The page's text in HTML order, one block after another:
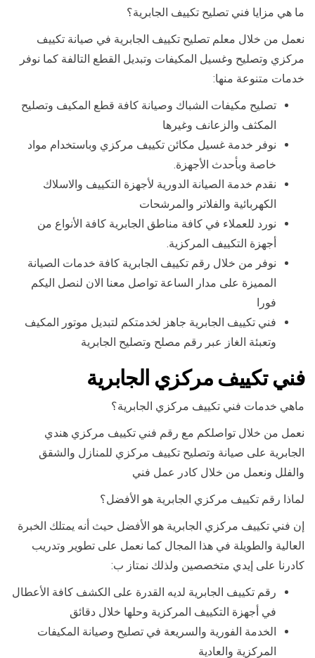
ما هي مزايا فني تصليح تكييف الجابرية؟
نعمل من خلال معلم تصليح تكييف الجابرية في صيانة تكييف
مركزي وتصليح وغسيل المكيفات وتبديل القطع التالفة كما نوفر
خدمات متنوعة منها:
تصليح مكيفات الشباك وصيانة كافة قطع المكيف وتصليح
المكثف والزعانف وغيرها
نوفر خدمة غسيل مكائن تكييف مركزي وباستخدام مواد
خاصة وبأحدث الأجهزة.
نقدم خدمة الصيانة الدورية لأجهزة التكييف والاسلاك
الكهربائية والفلاتر والمرشحات
نورد للعملاء في كافة مناطق الجابرية كافة الأنواع من
أجهزة التكييف المركزية.
نوفر من خلال رقم تكييف الجابرية كافة خدمات الصيانة
المميزة على مدار الساعة تواصل معنا الان لنصل اليكم
فورا
فني تكييف الجابرية جاهز لخدمتكم لتبديل موتور المكيف
وتعبئة الغاز عبر رقم مصلح وتصليح الجابرية
فني تكييف مركزي الجابرية
ماهي خدمات فني تكييف مركزي الجابرية؟
نعمل من خلال تواصلكم مع رقم فني تكييف مركزي هندي
الجابرية على صيانة وتصليح تكييف مركزي للمنازل والشقق
والفلل ونعمل من خلال كادر عمل فني
لماذا رقم تكييف مركزي الجابرية هو الأفضل؟
إن فني تكييف مركزي الجابرية هو الأفضل حيث أنه يمتلك الخبرة
العالية والطويلة في هذا المجال كما نعمل على تطوير وتدريب
كادرنا على إيدي متخصصين ولذلك نمتاز ب:
رقم تكييف الجابرية لديه القدرة على الكشف كافة الأعطال
في أجهزة التكييف المركزية وحلها خلال دقائق
الخدمة الفورية والسريعة في تصليح وصيانة المكيفات
المركزية والعادية